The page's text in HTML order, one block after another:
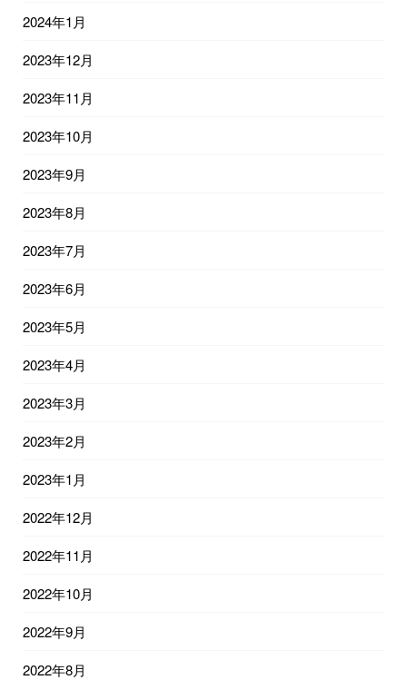
2024年1月
2023年12月
2023年11月
2023年10月
2023年9月
2023年8月
2023年7月
2023年6月
2023年5月
2023年4月
2023年3月
2023年2月
2023年1月
2022年12月
2022年11月
2022年10月
2022年9月
2022年8月